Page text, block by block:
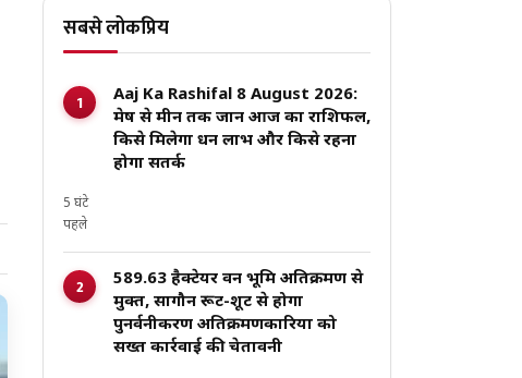
सबसे लोकप्रिय
Aaj Ka Rashifal 8 August 2026:
मेष से मीन तक जानें आज का राशिफल,
किसे मिलेगा धन लाभ और किसे रहना
होगा सतर्क
5 घंटे
पहले
589.63 हैक्टेयर वन भूमि अतिक्रमण से
मुक्त, सागौन रूट-शूट से होगा
पुनर्वनीकरण अतिक्रमणकारियों को
सख्त कार्रवाई की चेतावनी